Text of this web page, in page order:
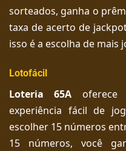
sorteados, ganha o
taxa de acerto de
isso é a escolha de mais
Lotofácil
Loteria 65A
experiência fácil de
escolher 15 números
15 números, você